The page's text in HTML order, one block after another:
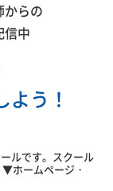
からの
信中
う！
ルです。スクール
▼ホームページ・